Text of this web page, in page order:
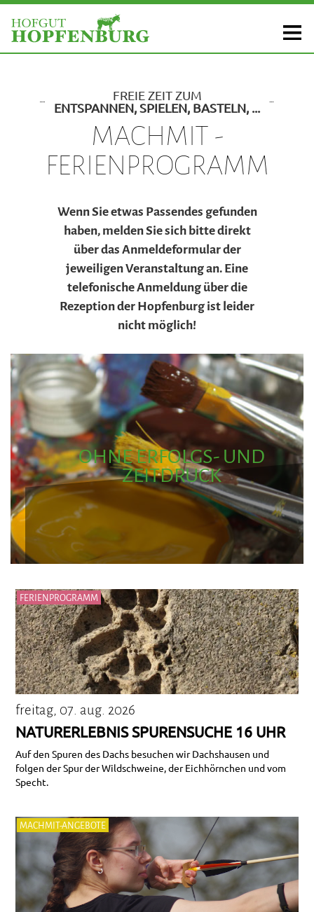
FREIE ZEIT ZUM
ENTSPANNEN, SPIELEN, BASTELN, ...
MACHMIT -
FERIENPROGRAMM
Wenn Sie etwas Passendes gefunden
haben, melden Sie sich bitte direkt
über das Anmeldeformular der
jeweiligen Veranstaltung an. Eine
telefonische Anmeldung über die
Rezeption der Hopfenburg ist leider
nicht möglich!
OHNE ERFOLGS- UND
ZEITDRUCK
FERIENPROGRAMM
freitag, 07. aug. 2026
NATURERLEBNIS SPURENSUCHE 16 UHR
Auf den Spuren des Dachs besuchen wir Dachshausen und
folgen der Spur der Wildschweine, der Eichhörnchen und vom
Specht.
MACHMIT-ANGEBOTE